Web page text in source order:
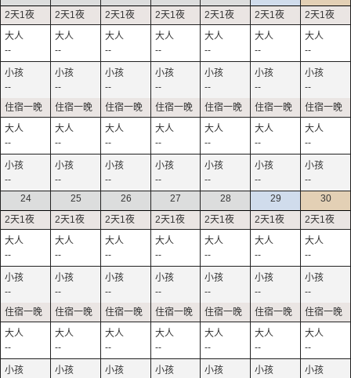
--
--
--
--
--
--
--
--
--
--
--
--
--
--
--
--
--
--
--
--
--
--
--
--
--
--
--
--
24
--
--
--
25
--
--
--
26
--
--
--
27
--
--
--
28
--
--
--
29
--
--
--
30
--
--
--